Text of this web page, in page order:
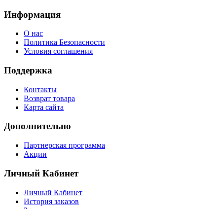
Информация
О нас
Политика Безопасности
Условия соглашения
Поддержка
Контакты
Возврат товара
Карта сайта
Дополнительно
Партнерская программа
Акции
Личный Кабинет
Личный Кабинет
История заказов